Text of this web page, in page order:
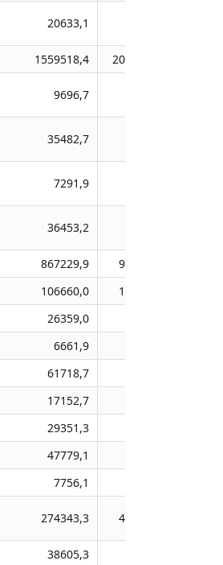
20633,1
1559518,4 2038997,0
9696,7
35482,7
7291,9
36453,2
867229,9 917303,3
106660,0 139157,5
26359,0
6661,9
61718,7
17152,7
29351,3
47779,1
7756,1
274343,3 414617,6
38605,3